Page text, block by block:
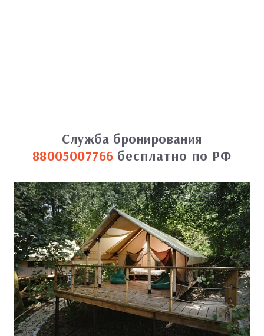
Служба бронирования
88005007766 бесплатно по РФ